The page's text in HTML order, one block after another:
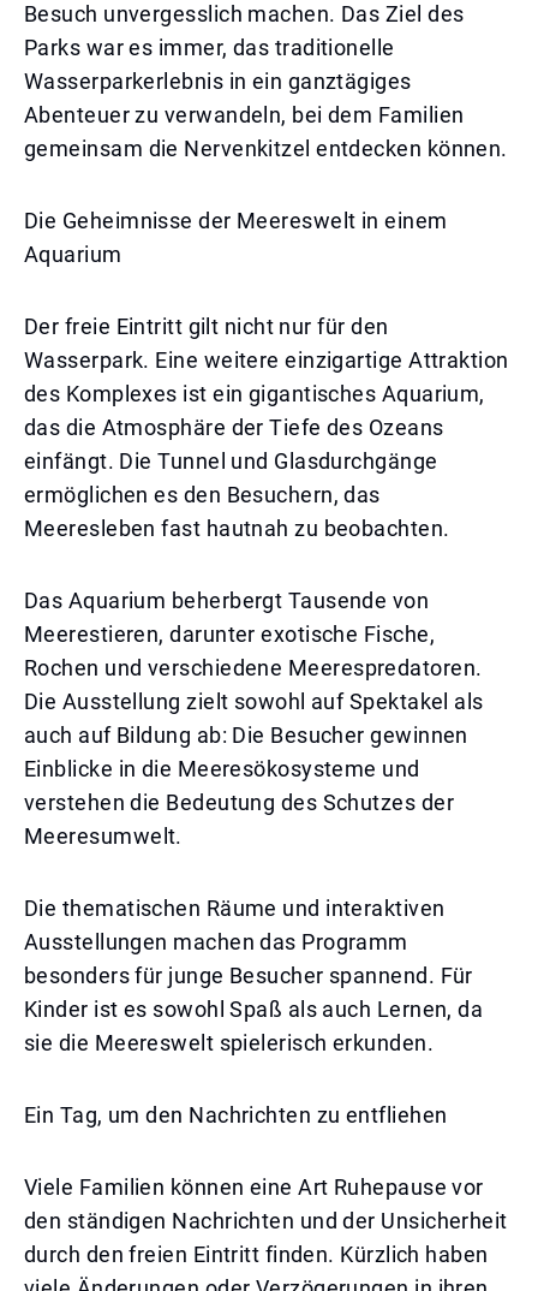
Besuch unvergesslich machen. Das Ziel des
Parks war es immer, das traditionelle
Wasserparkerlebnis in ein ganztägiges
Abenteuer zu verwandeln, bei dem Familien
gemeinsam die Nervenkitzel entdecken können.
Die Geheimnisse der Meereswelt in einem
Aquarium
Der freie Eintritt gilt nicht nur für den
Wasserpark. Eine weitere einzigartige Attraktion
des Komplexes ist ein gigantisches Aquarium,
das die Atmosphäre der Tiefe des Ozeans
einfängt. Die Tunnel und Glasdurchgänge
ermöglichen es den Besuchern, das
Meeresleben fast hautnah zu beobachten.
Das Aquarium beherbergt Tausende von
Meerestieren, darunter exotische Fische,
Rochen und verschiedene Meerespredatoren.
Die Ausstellung zielt sowohl auf Spektakel als
auch auf Bildung ab: Die Besucher gewinnen
Einblicke in die Meeresökosysteme und
verstehen die Bedeutung des Schutzes der
Meeresumwelt.
Die thematischen Räume und interaktiven
Ausstellungen machen das Programm
besonders für junge Besucher spannend. Für
Kinder ist es sowohl Spaß als auch Lernen, da
sie die Meereswelt spielerisch erkunden.
Ein Tag, um den Nachrichten zu entfliehen
Viele Familien können eine Art Ruhepause vor
den ständigen Nachrichten und der Unsicherheit
durch den freien Eintritt finden. Kürzlich haben